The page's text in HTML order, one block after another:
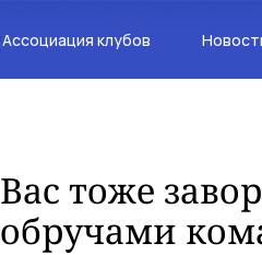
Ассоциация клубов
Вас тоже
обручами